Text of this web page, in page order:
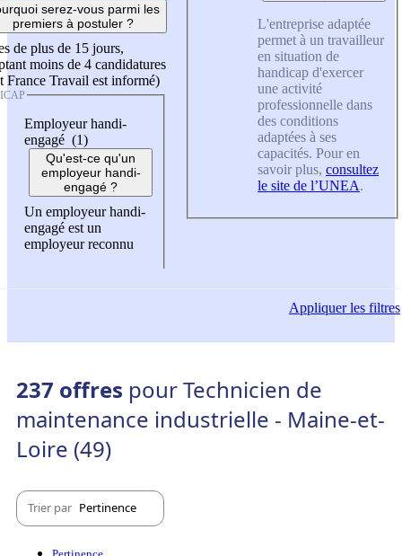
serez-vous parmi les
premiers à postuler ?
de plus de 15 jours,
moins de 4 candidatures
France Travail est informé)
Employeur handi-
engagé (1)
Qu'est-ce qu'un
employeur handi-
engagé ?
Un employeur handi-
engagé est un
employeur reconnu
L'entreprise adaptée
permet à un travailleur
en situation de
handicap d'exercer
une activité
professionnelle dans
des conditions
adaptées à ses
capacités. Pour en
savoir plus, consultez
le site de l’UNEA.
Appliquerles filtres
237 offres pour Technicien de
maintenance industrielle - Maine-et-
Loire (49)
Trier par Pertinence